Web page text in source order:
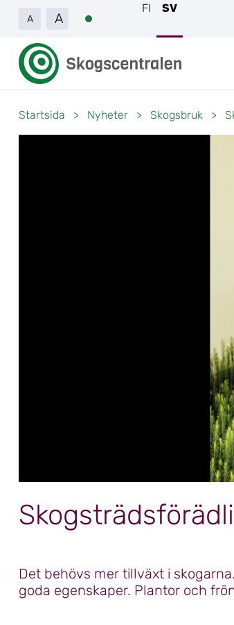
A A
FI
SV
Startsida > Nyheter > Skogsbruk >
Det behövs mer tillväxt i
goda egenskaper. Plantor och